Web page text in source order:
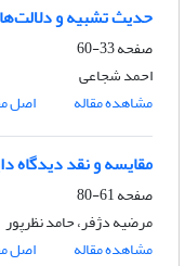
حدیث تشبیه و
صفحه33-60
احمد شجاعی
مشاهده مقاله
اصل
مقایسه و نقد دیدگاه
صفحه61-80
مرضیه دژفر، حامد نظرپور
مشاهده مقاله
اصل